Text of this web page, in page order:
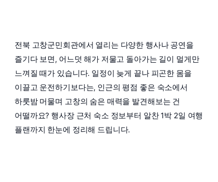
전북 고창군민회관에서 열리는 다양한 행사나 공연을
즐기다 보면, 어느덧 해가 저물고 돌아가는 길이 멀게만
느껴질 때가 있습니다. 일정이 늦게 끝나 피곤한 몸을
이끌고 운전하기보다는, 인근의 평점 좋은 숙소에서
하룻밤 머물며 고창의 숨은 매력을 발견해보는 건
어떨까요? 행사장 근처 숙소 정보부터 알찬 1박 2일 여행
플랜까지 한눈에 정리해 드립니다.